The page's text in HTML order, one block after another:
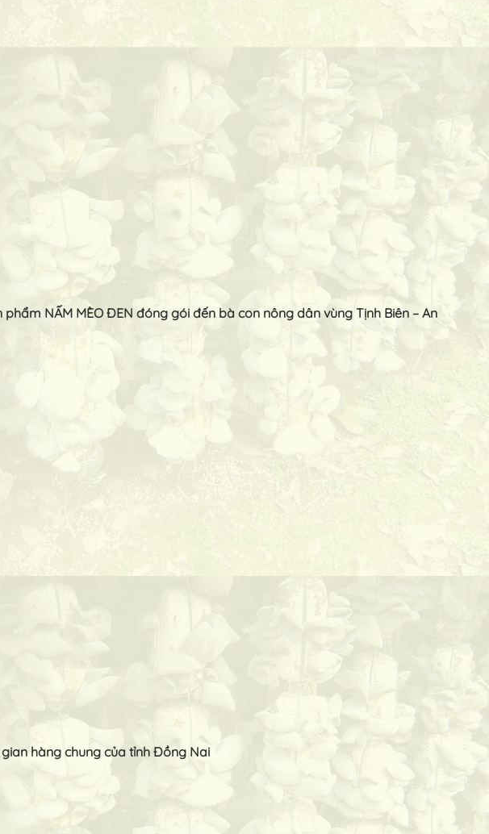
NẤM MÈO ĐEN đóng gói đến bà con nông dân vùng Tịnh Biên – An
hàng chung của tỉnh Đồng Nai